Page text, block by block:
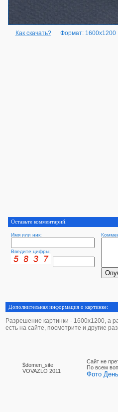
Как скачать? Формат: 1600x1200
Оставьте комментарий.
Имя или ник:
Введите цифры:
Дополнительная информация о картинке:
Разрешение картинки - 1600х1200, а
есть на сайте, посмотрите и другие
$domen_site
VOVAZLO 2011
Сайт не
По вcем
Фото